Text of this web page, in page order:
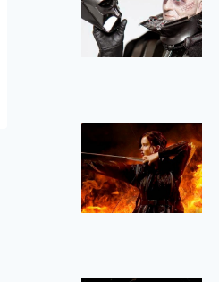
J.J. González Haro
noviembre 12, 2013